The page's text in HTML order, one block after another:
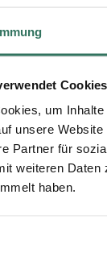
Cookies
um
unsere
Partner für
weiteren
haben.